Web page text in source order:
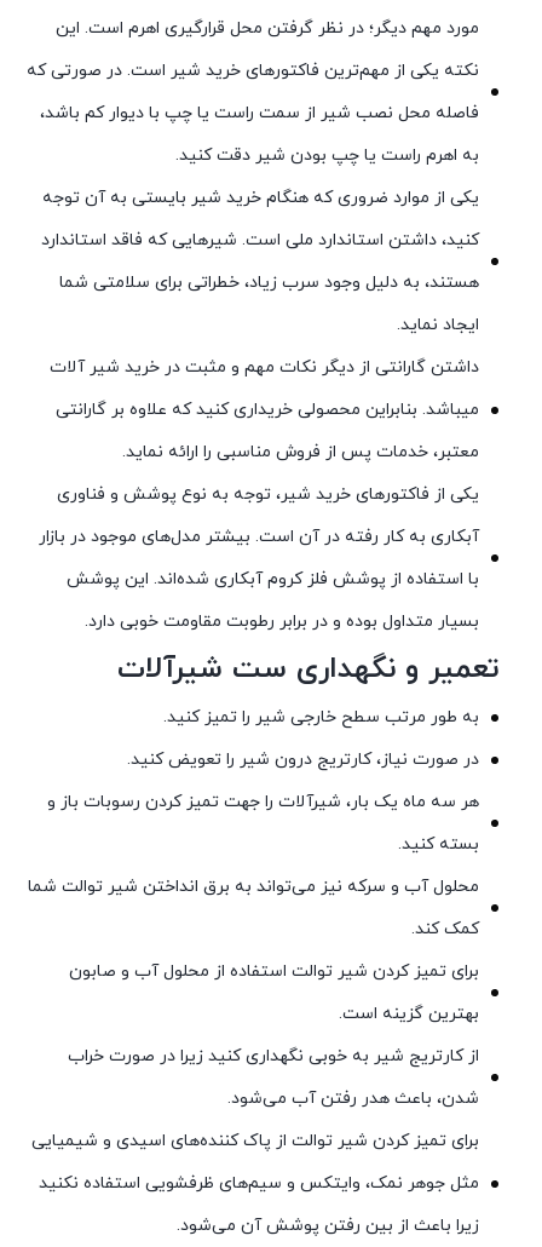
مورد مهم دیگر؛ در نظر گرفتن محل قرارگیری اهرم است. این
نکته یکی از مهم‌ترین فاکتورهای خرید شیر است. در صورتی که
فاصله محل نصب شیر از سمت راست یا چپ با دیوار کم باشد،
به اهرم راست یا چپ بودن شیر دقت کنید.
یکی از موارد ضروری که هنگام خرید شیر بایستی به آن توجه
کنید، داشتن استاندارد ملی است. شیرهایی که فاقد استاندارد
هستند، به دلیل وجود سرب زیاد، خطراتی برای سلامتی شما
ایجاد نماید.
داشتن گارانتی از دیگر نکات مهم و مثبت در خرید شیر آلات
میباشد. بنابراین محصولی خریداری کنید که علاوه بر گارانتی
معتبر، خدمات پس از فروش مناسبی را ارائه نماید.
یکی از فاکتورهای خرید شیر، توجه به نوع پوشش و فناوری
آبکاری به کار رفته در آن است. بیشتر مدل‌های موجود در بازار
با استفاده از پوشش فلز کروم آبکاری شده‌اند. این پوشش
بسیار متداول بوده و در برابر رطوبت مقاومت خوبی دارد.
تعمیر و نگهداری ست شیرآلات
به طور مرتب سطح خارجی شیر را تمیز کنید.
در صورت نیاز، کارتریج درون شیر را تعویض کنید.
هر سه ماه یک بار، شیرآلات را جهت تمیز کردن رسوبات باز و
بسته کنید.
محلول آب و سرکه نیز می‌تواند به برق انداختن شیر توالت شما
کمک کند.
برای تمیز کردن شیر توالت استفاده از محلول آب و صابون
بهترین گزینه است.
از کارتریج شیر به خوبی نگهداری کنید زیرا در صورت خراب
شدن، باعث هدر رفتن آب می‌شود.
برای تمیز کردن شیر توالت از پاک کننده‌های اسیدی و شیمیایی
مثل جوهر نمک، وایتکس و سیم‌های ظرفشویی استفاده نکنید
زیرا باعث از بین رفتن پوشش آن می‌شود.